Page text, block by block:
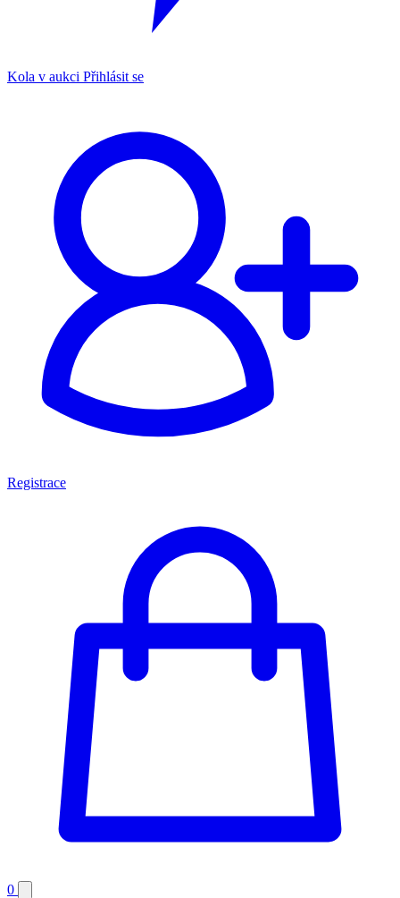
Kola v aukci Přihlásit se
Registrace
0